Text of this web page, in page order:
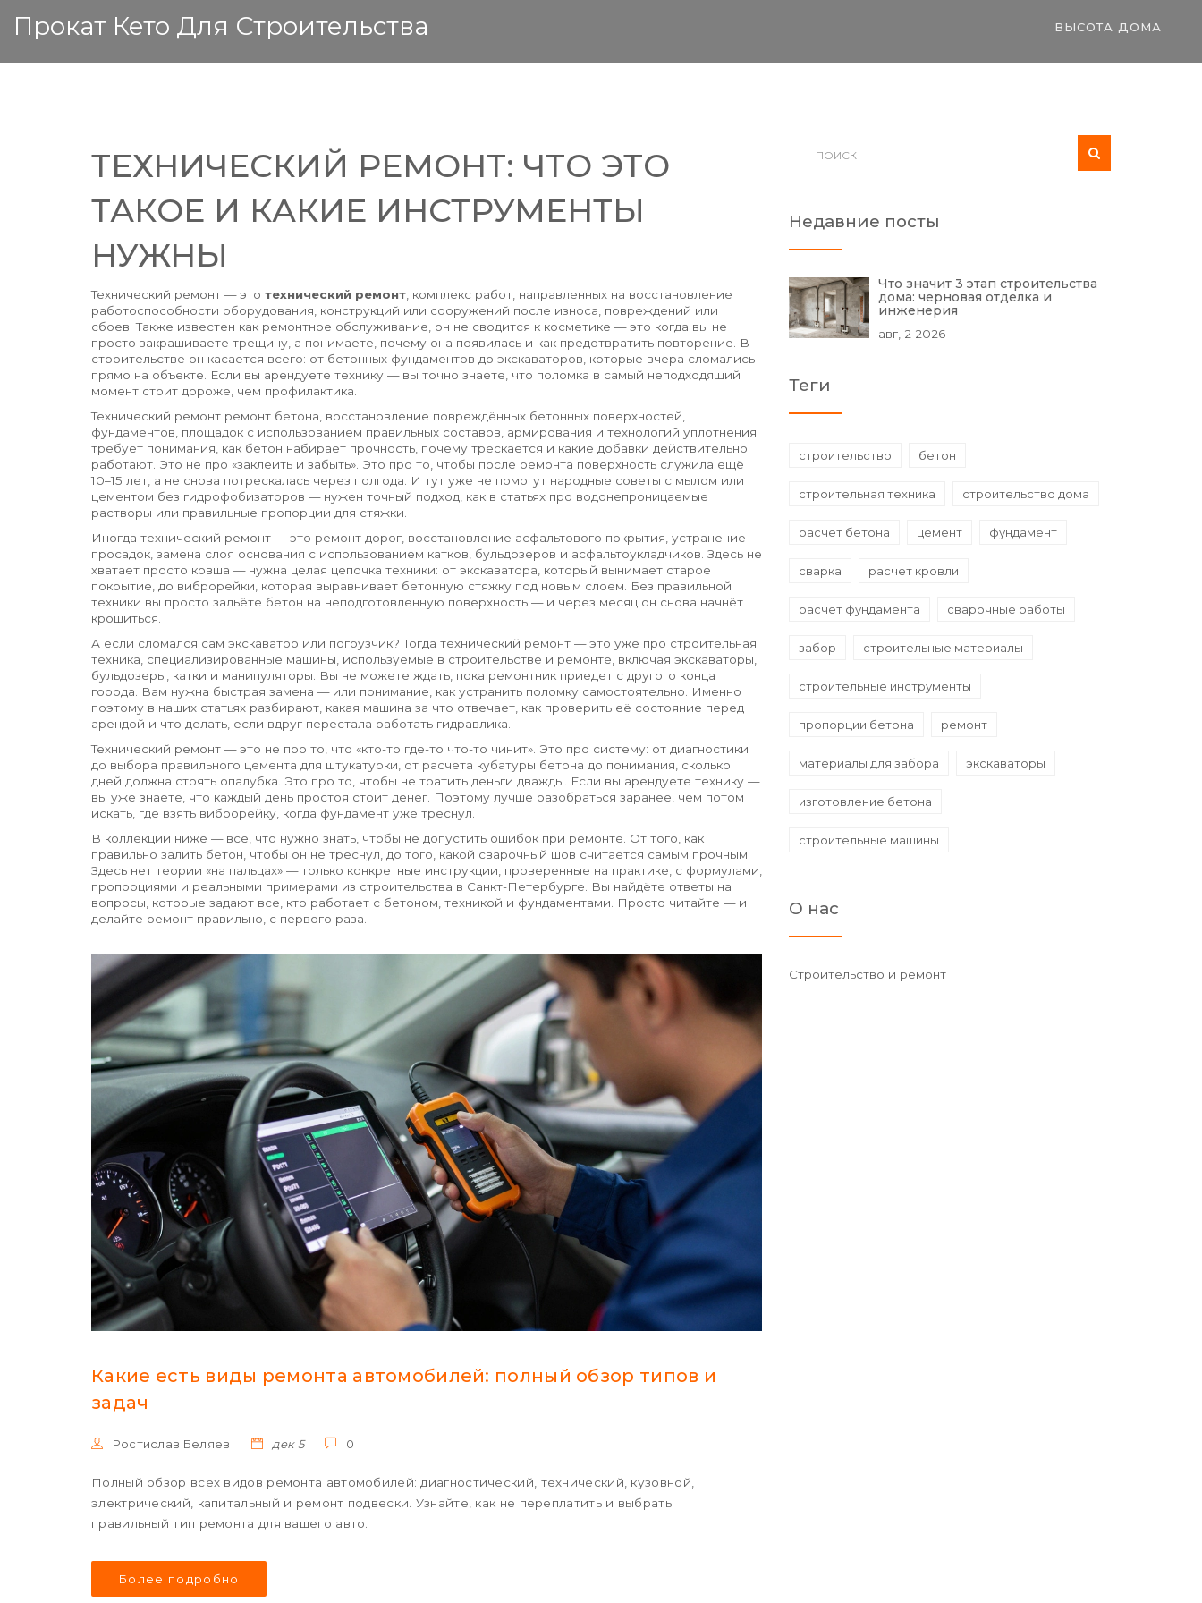
Прокат Кето Для Строительства ВЫСОТА ДОМА
ТЕХНИЧЕСКИЙ РЕМОНТ: ЧТО ЭТО
ТАКОЕ И КАКИЕ ИНСТРУМЕНТЫ
НУЖНЫ
Технический ремонт — это технический ремонт комплекс работ, направленных на восстановление
работоспособности оборудования, конструкций или сооружений после износа, повреждений или
сбоев . Также известен как ремонтное обслуживание , он не сводится к косметике — это когда вы не
просто закрашиваете трещину, а понимаете, почему она появилась и как предотвратить повторение.
В
строительстве он касается всего: от бетонных фундаментов до экскаваторов, которые вчера сломались
прямо на объекте. Если вы арендуете технику — вы точно знаете, что поломка в самый неподходящий
момент стоит дороже, чем профилактика.
Технический ремонт ремонт бетона восстановление повреждённых бетонных поверхностей,
фундаментов, площадок с использованием правильных составов, армирования и технологий уплотнения
требует понимания, как бетон набирает прочность, почему трескается и какие добавки действительно
работают. Это не про «заклеить и забыть». Это про то, чтобы после ремонта поверхность служила ещё
10–15 лет, а не снова потрескалась через полгода. И тут уже не помогут народные советы с мылом или
цементом без гидрофобизаторов — нужен точный подход, как в статьях про водонепроницаемые
растворы или правильные пропорции для стяжки.
Иногда технический ремонт — это ремонт дорог восстановление асфальтового покрытия, устранение
просадок, замена слоя основания с использованием катков, бульдозеров и асфальтоукладчиков . Здесь не
хватает просто ковша — нужна целая цепочка техники: от экскаватора, который вынимает старое
покрытие, до виброрейки, которая выравнивает бетонную стяжку под новым слоем. Без правильной
техники вы просто зальёте бетон на неподготовленную поверхность — и через месяц он снова начнёт
крошиться.
А если сломался сам экскаватор или погрузчик? Тогда технический ремонт — это уже про строительная
техника специализированные машины, используемые в строительстве и ремонте, включая экскаваторы,
бульдозеры, катки и манипуляторы . Вы не можете ждать, пока ремонтник приедет с другого конца
города. Вам нужна быстрая замена — или понимание, как устранить поломку самостоятельно. Именно
поэтому в наших статьях разбирают, какая машина за что отвечает, как проверить её состояние перед
арендой и что делать, если вдруг перестала работать гидравлика.
Технический ремонт — это не про то, что «кто-то где-то что-то чинит». Это про систему: от диагностики
до выбора правильного цемента для штукатурки, от расчета кубатуры бетона до понимания, сколько
дней должна стоять опалубка. Это про то, чтобы не тратить деньги дважды. Если вы арендуете технику —
вы уже знаете, что каждый день простоя стоит денег. Поэтому лучше разобраться заранее, чем потом
искать, где взять виброрейку, когда фундамент уже треснул.
В коллекции ниже — всё, что нужно знать, чтобы не допустить ошибок при ремонте. От того, как
правильно залить бетон, чтобы он не треснул, до того, какой сварочный шов считается самым прочным.
Здесь нет теории «на пальцах» — только конкретные инструкции, проверенные на практике, с формулами,
пропорциями и реальными примерами из строительства в Санкт-Петербурге. Вы найдёте ответы на
вопросы, которые задают все, кто работает с бетоном, техникой и фундаментами. Просто читайте — и
делайте ремонт правильно, с первого раза.
Какие есть виды ремонта автомобилей: полный обзор типов и
задач
Ростислав Беляев дек 5 0
Полный обзор всех видов ремонта автомобилей: диагностический, технический, кузовной,
электрический, капитальный и ремонт подвески. Узнайте, как не переплатить и выбрать
правильный тип ремонта для вашего авто.
Более подробно
Недавние посты
Что значит 3 этап строительства
дома: черновая отделка и
инженерия
авг, 2 2026
Теги
строительство бетон
строительная техника строительство дома
расчет бетона цемент фундамент
сварка расчет кровли
расчет фундамента сварочные работы
забор строительные материалы
строительные инструменты
пропорции бетона ремонт
материалы для забора экскаваторы
изготовление бетона
строительные машины
О нас
Строительство и ремонт